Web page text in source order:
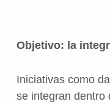
Objetivo: la
Iniciativas como
se integran dentro